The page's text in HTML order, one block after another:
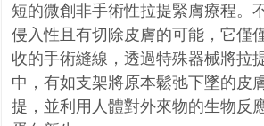
短的微創非手術性拉提緊膚療程。
侵入性且有切除皮膚的可能，它僅
收的手術縫線，透過特殊器械將拉
中，有如支架將原本鬆弛下墜的皮
提，並利用人體對外來物的生物反